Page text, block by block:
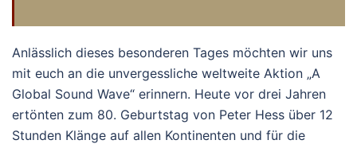
Anlässlich dieses besonderen Tages möchten wir uns
mit euch an die unvergessliche weltweite Aktion „A
Global Sound Wave“ erinnern. Heute vor drei Jahren
ertönten zum 80. Geburtstag von Peter Hess über 12
Stunden Klänge auf allen Kontinenten und für die